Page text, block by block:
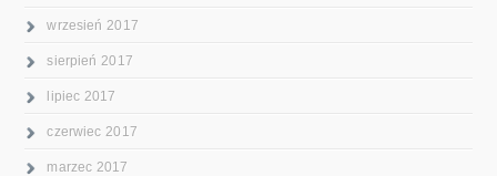
wrzesień 2017
sierpień 2017
lipiec 2017
czerwiec 2017
marzec 2017